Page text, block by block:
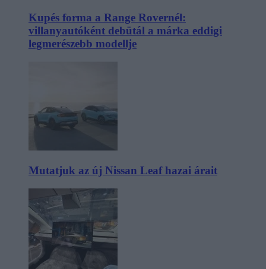
Kupés forma a Range Rovernél:
villanyautóként debütál a márka eddigi
legmerészebb modellje
Mutatjuk az új Nissan Leaf hazai árait